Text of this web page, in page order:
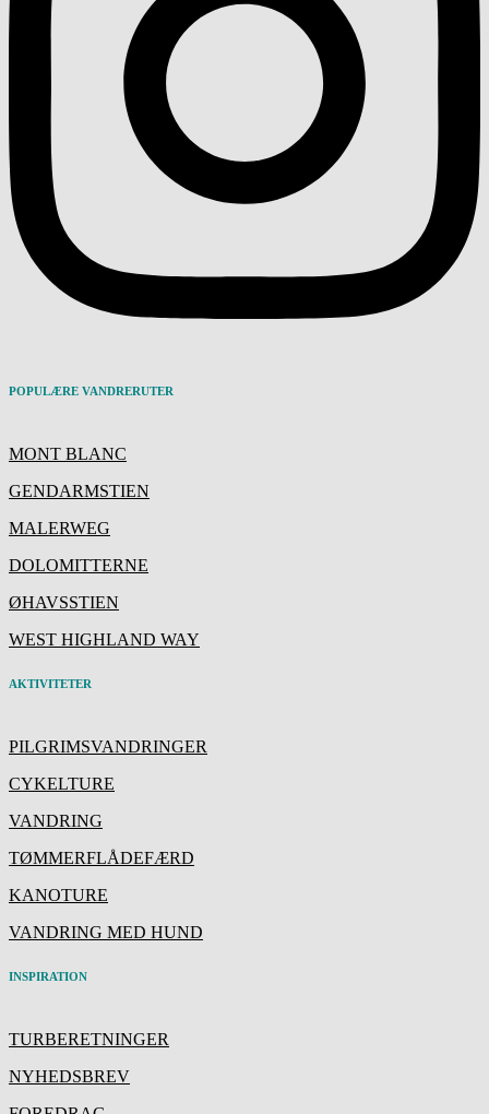
POPULÆRE VANDRERUTER
MONT BLANC
GENDARMSTIEN
MALERWEG
DOLOMITTERNE
ØHAVSSTIEN
WEST HIGHLAND WAY
AKTIVITETER
PILGRIMSVANDRINGER
CYKELTURE
VANDRING
TØMMERFLÅDEFÆRD
KANOTURE
VANDRING MED HUND
INSPIRATION
TURBERETNINGER
NYHEDSBREV